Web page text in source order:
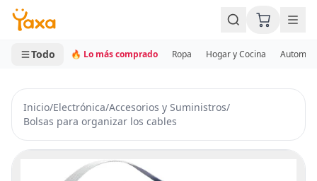
MINI CARRITO
0 productos
Todo 🔥 Lo más comprado Ropa Hogar y Cocina
Inicio/Electrónica/Accesorios y Suministros/
Bolsas para organizar los cables